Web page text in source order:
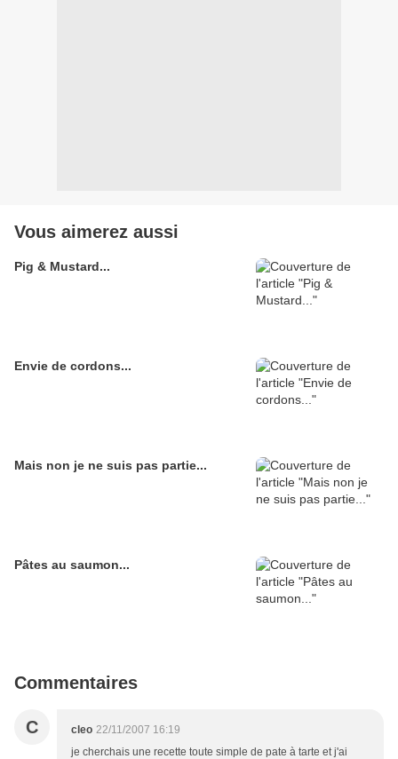
Vous aimerez aussi
Pig & Mustard...
Envie de cordons...
Mais non je ne suis pas partie...
Pâtes au saumon...
Commentaires
C cleo 22/11/2007 16:19
je cherchais une recette toute simple de pate à tarte et j'ai